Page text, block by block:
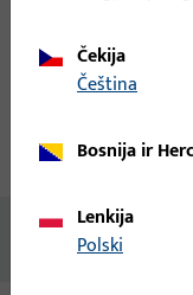
Techniniai
Atsisiuntimai
Nėra prieinamo
Čekija
čeština
Bosnija ir
Lenkija
Polski